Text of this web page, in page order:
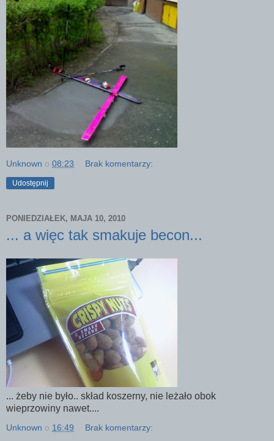
Unknown o 08:23 Brak komentarzy:
Udostępnij
PONIEDZIAŁEK, MAJA 10, 2010
... a więc tak smakuje becon...
... żeby nie było.. skład koszerny, nie leżało obok
wieprzowiny nawet....
Unknown o 16:49 Brak komentarzy: